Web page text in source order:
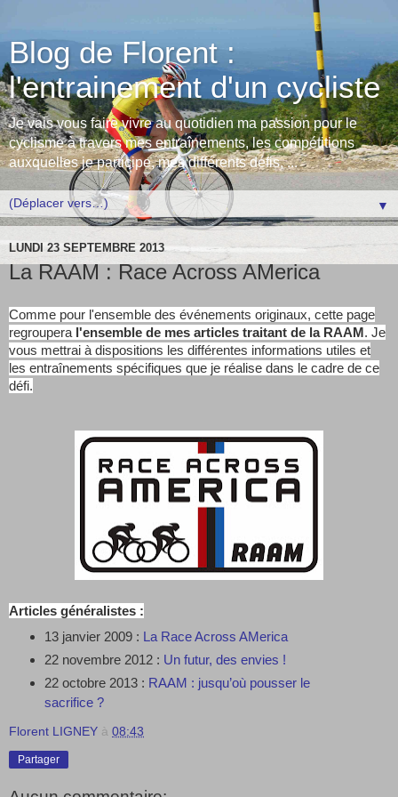
Blog de Florent :
l'entrainement d'un cycliste
Je vais vous faire vivre au quotidien ma passion pour le
cyclisme à travers mes entraînements, les compétitions
auxquelles je participe, mes différents défis, ...
▼
LUNDI 23 SEPTEMBRE 2013
La RAAM : Race Across AMerica
Comme pour l'ensemble des événements originaux, cette page
regroupera l'ensemble de mes articles traitant de la RAAM. Je
vous mettrai à dispositions les différentes informations utiles et
les entraînements spécifiques que je réalise dans le cadre de ce
défi.
Articles généralistes :
13 janvier 2009 : La Race Across AMerica
22 novembre 2012 : Un futur, des envies !
22 octobre 2013 : RAAM : jusqu’où pousser le
sacrifice ?
Florent LIGNEY à 08:43
Partager